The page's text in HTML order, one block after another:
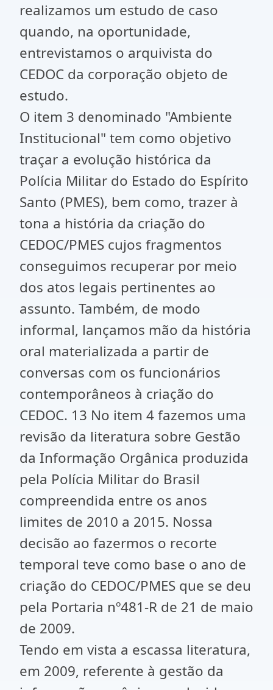
realizamos um estudo de caso
quando, na oportunidade,
entrevistamos o arquivista do
CEDOC da corporação objeto de
estudo.
O item 3 denominado "Ambiente
Institucional" tem como objetivo
traçar a evolução histórica da
Polícia Militar do Estado do Espírito
Santo (PMES), bem como, trazer à
tona a história da criação do
CEDOC/PMES cujos fragmentos
conseguimos recuperar por meio
dos atos legais pertinentes ao
assunto. Também, de modo
informal, lançamos mão da história
oral materializada a partir de
conversas com os funcionários
contemporâneos à criação do
CEDOC. 13 No item 4 fazemos uma
revisão da literatura sobre Gestão
da Informação Orgânica produzida
pela Polícia Militar do Brasil
compreendida entre os anos
limites de 2010 a 2015. Nossa
decisão ao fazermos o recorte
temporal teve como base o ano de
criação do CEDOC/PMES que se deu
pela Portaria nº481-R de 21 de maio
de 2009.
Tendo em vista a escassa literatura,
em 2009, referente à gestão da